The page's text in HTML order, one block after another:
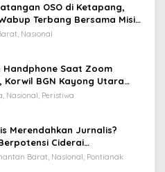
OSO di Ketapang,
Terbang Bersama Misi
XXXIV di Kayong Utara
Nasional
Handphone Saat Zoom
Korwil BGN Kayong Utara
ke Papua
Nasional, Peristiwa
Merendahkan Jurnalis?
Ciderai
Barat, Nasional, Pontianak